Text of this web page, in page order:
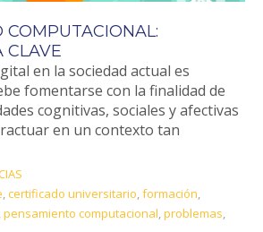
COMPUTACIONAL:
CLAVE
en la sociedad actual es
fomentarse con la finalidad de
cognitivas, sociales y afectivas
en un contexto tan
,certificado universitario,formación,
,pensamiento computacional,problemas,